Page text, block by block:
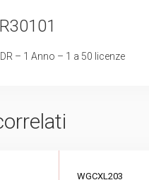
– 1 Anno – 1 a 50 licenze
WGCXL203